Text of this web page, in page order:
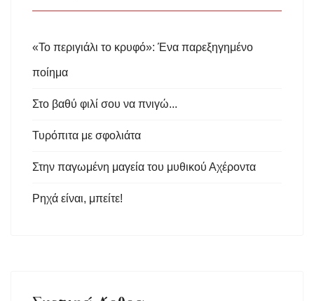
«Το περιγιάλι το κρυφό»: Ένα παρεξηγημένο
ποίημα
Στο βαθύ φιλί σου να πνιγώ...
Τυρόπιτα με σφολιάτα
Στην παγωμένη μαγεία του μυθικού Αχέροντα
Ρηχά είναι, μπείτε!